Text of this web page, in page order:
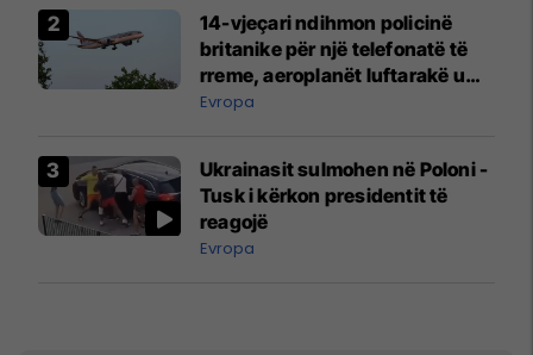
14-vjeçari ndihmon policinë
britanike për një telefonatë të
rreme, aeroplanët luftarakë u
ngritën në ajër për të
Mançesterit
Evropa
Ukrainasit sulmohen në Poloni -
Tusk i kërkon presidentit të
reagojë
Evropa